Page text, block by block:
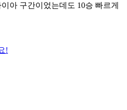
아 구간이었는데도 10승 빠르게
!